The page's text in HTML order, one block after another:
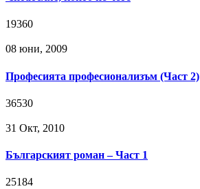
19360
08 юни, 2009
Професията професионализъм (Част 2)
36530
31 Окт, 2010
Българският роман – Част 1
25184